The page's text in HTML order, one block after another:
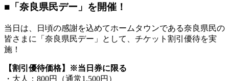
■「奈良県民デー」を開催！
当日は、日頃の感謝を込めてホームタウンである奈良県民の
皆さまに「奈良県民デー」として、チケット割引優待を実
施！
【割引優待価格】※当日券に限る
・大人：800円（通常1,500円）